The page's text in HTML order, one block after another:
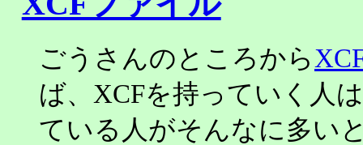
ごうさんのところから
ば、XCFを持っていく人
ている人がそんなに多い